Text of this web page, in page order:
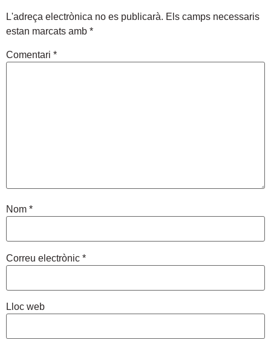
L'adreça electrònica no es publicarà. Els camps necessaris
estan marcats amb *
Comentari *
Nom *
Correu electrònic *
Lloc web